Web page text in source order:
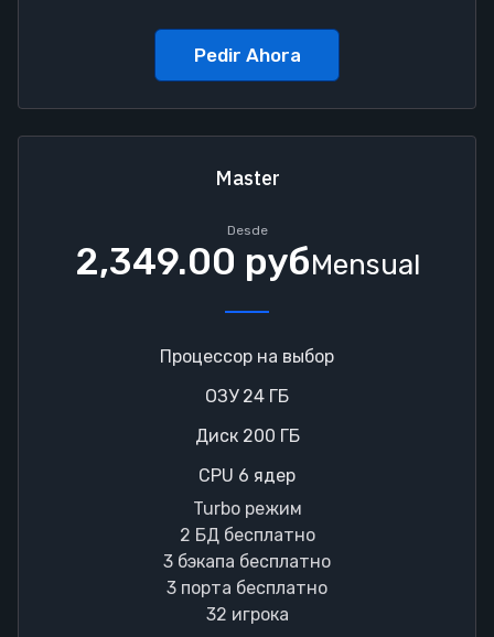
Pedir Ahora
Master
Desde
2,349.00 рубMensual
Процессор на выбор
ОЗУ 24 ГБ
Диск 200 ГБ
CPU 6 ядер
Turbo режим
2 БД бесплатно
3 бэкапа бесплатно
3 порта бесплатно
32 игрока